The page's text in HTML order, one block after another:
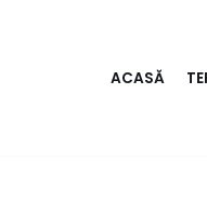
ACASĂ